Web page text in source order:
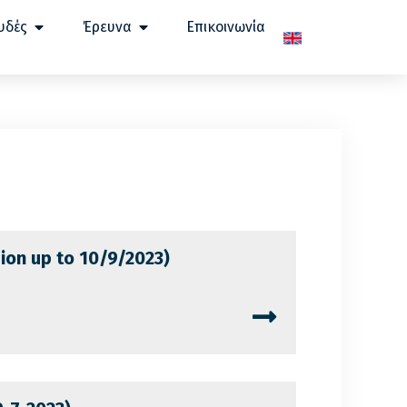
Έρευνα Επικοινωνία
up to 10/9/2023)